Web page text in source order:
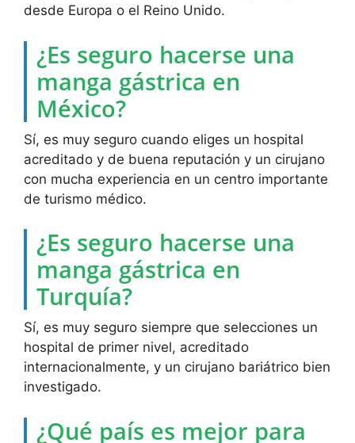
desde Europa o el Reino Unido.
¿Es seguro hacerse una
manga gástrica en
México?
Sí, es muy seguro cuando eliges un hospital
acreditado y de buena reputación y un cirujano
con mucha experiencia en un centro importante
de turismo médico.
¿Es seguro hacerse una
manga gástrica en
Turquía?
Sí, es muy seguro siempre que selecciones un
hospital de primer nivel, acreditado
internacionalmente, y un cirujano bariátrico bien
investigado.
¿Qué país es mejor para